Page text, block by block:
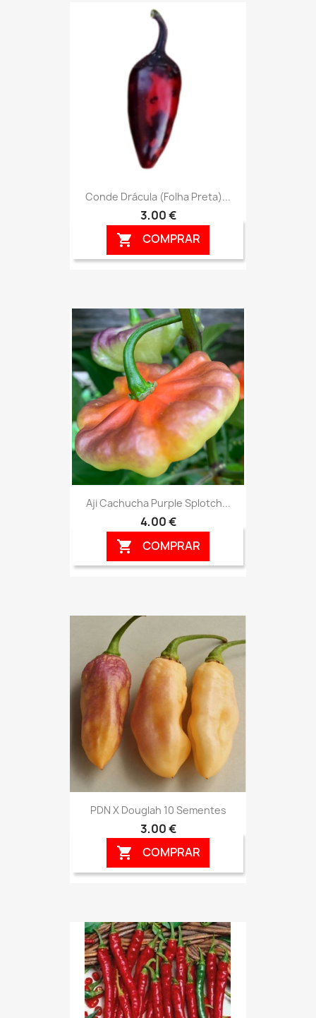
Conde Drácula (folha Preta)...
3,00 €
 COMPRAR
Aji Cachucha Purple Splotch...
4,00 €
 COMPRAR
PDN X Douglah 10 Sementes
3,00 €
 COMPRAR